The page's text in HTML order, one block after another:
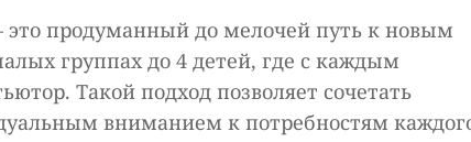
это продуманный до мелочей путь к новым
группах до 4 детей, где с каждым
Такой подход позволяет сочетать
вниманием к потребностям